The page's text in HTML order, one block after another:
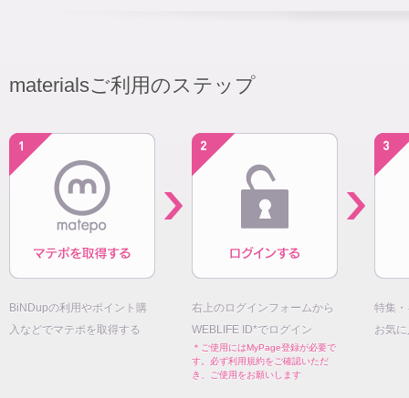
materialsご利用のステップ
BiNDupの利用やポイント購
入などでマテポを取得する
右上のログインフォームから
WEBLIFE ID*でログイン
＊ご使用にはMyPage登録が必要で
す。必ず利用規約をご確認いただ
き、ご使用をお願いします
特集
お気